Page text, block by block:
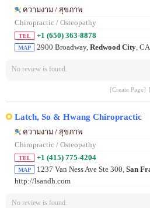
ความงาม / สุขภาพ
Chiropractic / Osteopathy
TEL +1 (650) 363-8878
MAP 2900 Broadway, Redwood City ,
No review is found.
[Create Page]
Latch, So & Hwang Chiropractic
ความงาม / สุขภาพ
Chiropractic / Osteopathy
TEL +1 (415) 775-4204
MAP 1237 Van Ness Ave Ste 300, San
http://lsandh.com
No review is found.